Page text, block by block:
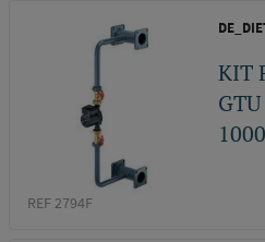
KIT
REF 2794F